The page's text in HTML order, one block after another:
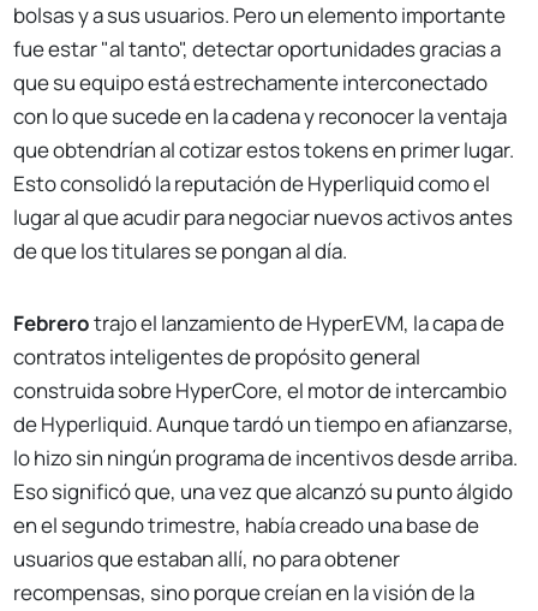
bolsas y a sus usuarios. Pero un elemento importante
fue estar "al tanto", detectar oportunidades gracias a
que su equipo está estrechamente interconectado
con lo que sucede en la cadena y reconocer la ventaja
que obtendrían al cotizar estos tokens en primer lugar.
Esto consolidó la reputación de Hyperliquid como el
lugar al que acudir para negociar nuevos activos antes
de que los titulares se pongan al día.
Febrerotrajo el lanzamiento de HyperEVM, la capa de
contratos inteligentes de propósito general
construida sobre HyperCore, el motor de intercambio
de Hyperliquid. Aunque tardó un tiempo en afianzarse,
lo hizo sin ningún programa de incentivos desde arriba.
Eso significó que, una vez que alcanzó su punto álgido
en el segundo trimestre, había creado una base de
usuarios que estaban allí, no para obtener
recompensas, sino porque creían en la visión de la